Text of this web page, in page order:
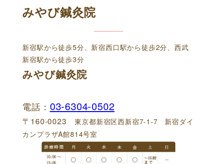
みやび鍼灸院
新宿駅から徒歩5分、新宿西口駅から徒歩2分、西武
新宿駅から徒歩3分
みやび鍼灸院
電話： 03-6304-0502
〒160-0023東京都新宿区西新宿7-1-7 新宿ダイ
カンプラザA館814号室